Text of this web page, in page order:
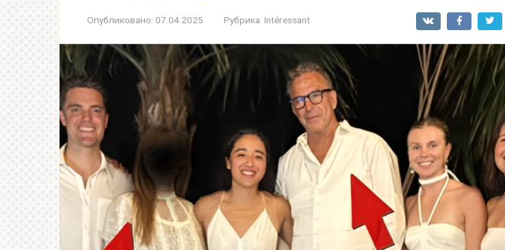
Опубликовано: 07.04.2025 Рубрика: Intéressant